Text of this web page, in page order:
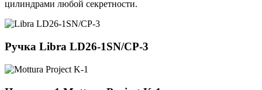
цилиндрами любой секретности.
Ручка Libra LD26-1SN/CP-3